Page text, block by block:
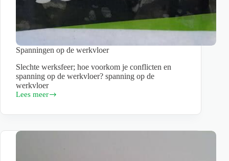
Spanningen op de werkvloer
Slechte werksfeer; hoe voorkom je conflicten en
spanning op de werkvloer? spanning op de
werkvloer
Lees meer
Spanningen
de